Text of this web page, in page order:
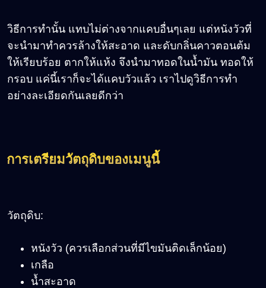
วิธีการทำนั้น แทบไม่ต่างจากแคบอื่นๆเลย แต่หนังวัวที่
จะนำมาทำควรล้างให้สะอาด และดับกลิ่นคาวตอนต้ม
ให้เรียบร้อย ตากให้แห้ง จึงนำมาทอดในน้ำมัน ทอดให้
กรอบ แค่นี้เราก็จะได้แคบวัวแล้ว เราไปดูวิธีการทำ
อย่างละเอียดกันเลยดีกว่า
การเตรียมวัตถุดิบของเมนูนี้
วัตถุดิบ:
หนังวัว (ควรเลือกส่วนที่มีไขมันติดเล็กน้อย)
เกลือ
น้ำสะอาด